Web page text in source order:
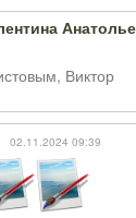
Виктор
02.11.2024 09:39